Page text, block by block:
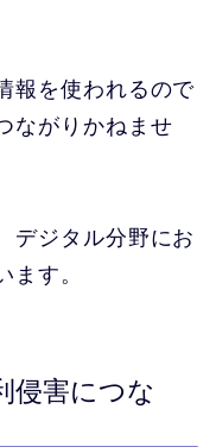
報を使われるので
ながりかねませ
デジタル分野にお
ます。
侵害につな